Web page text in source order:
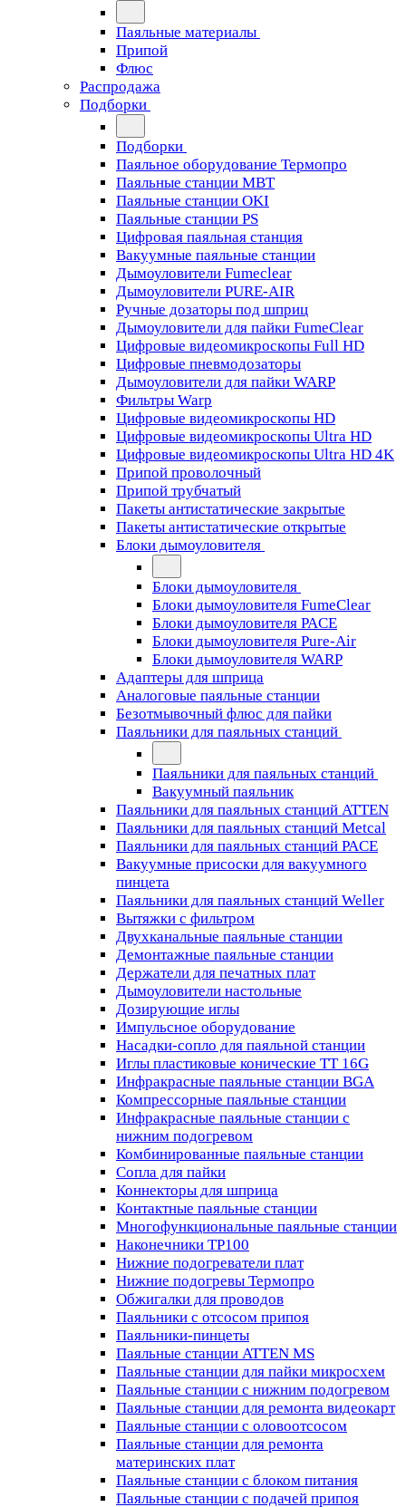
Паяльные материалы
Припой
Флюс
Распродажа
Подборки
Подборки
Паяльное оборудование Термопро
Паяльные станции MBT
Паяльные станции OKI
Паяльные станции PS
Цифровая паяльная станция
Вакуумные паяльные станции
Дымоуловители Fumeclear
Дымоуловители PURE-AIR
Ручные дозаторы под шприц
Дымоуловители для пайки FumeClear
Цифровые видеомикроскопы Full HD
Цифровые пневмодозаторы
Дымоуловители для пайки WARP
Фильтры Warp
Цифровые видеомикроскопы HD
Цифровые видеомикроскопы Ultra HD
Цифровые видеомикроскопы Ultra HD 4K
Припой проволочный
Припой трубчатый
Пакеты антистатические закрытые
Пакеты антистатические открытые
Блоки дымоуловителя
Блоки дымоуловителя
Блоки дымоуловителя FumeClear
Блоки дымоуловителя PACE
Блоки дымоуловителя Pure-Air
Блоки дымоуловителя WARP
Адаптеры для шприца
Аналоговые паяльные станции
Безотмывочный флюс для пайки
Паяльники для паяльных станций
Паяльники для паяльных станций
Вакуумный паяльник
Паяльники для паяльных станций ATTEN
Паяльники для паяльных станций Metcal
Паяльники для паяльных станций PACE
Вакуумные присоски для вакуумного
пинцета
Паяльники для паяльных станций Weller
Вытяжки с фильтром
Двухканальные паяльные станции
Демонтажные паяльные станции
Держатели для печатных плат
Дымоуловители настольные
Дозирующие иглы
Импульсное оборудование
Насадки-сопло для паяльной станции
Иглы пластиковые конические TT 16G
Инфракрасные паяльные станции BGA
Компрессорные паяльные станции
Инфракрасные паяльные станции с
нижним подогревом
Комбинированные паяльные станции
Сопла для пайки
Коннекторы для шприца
Контактные паяльные станции
Многофункциональные паяльные станции
Наконечники TP100
Нижние подогреватели плат
Нижние подогревы Термопро
Обжигалки для проводов
Паяльники с отсосом припоя
Паяльники-пинцеты
Паяльные станции ATTEN MS
Паяльные станции для пайки микросхем
Паяльные станции с нижним подогревом
Паяльные станции для ремонта видеокарт
Паяльные станции с оловоотсосом
Паяльные станции для ремонта
материнских плат
Паяльные станции с блоком питания
Паяльные станции с подачей припоя